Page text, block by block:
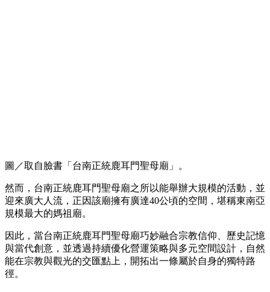
圖／取自臉書「台南正統鹿耳門聖母廟」。
然而，台南正統鹿耳門聖母廟之所以能舉辦大規模的活動，並
迎來廣大人流，正因該廟擁有廣達40公頃的空間，堪稱東南亞
規模最大的媽祖廟。
因此，當台南正統鹿耳門聖母廟巧妙融合宗教信仰、歷史記憶
與當代創意，並透過持續優化營運策略與多元空間設計，自然
能在宗教與觀光的交匯點上，開拓出一條屬於自身的獨特路
徑。